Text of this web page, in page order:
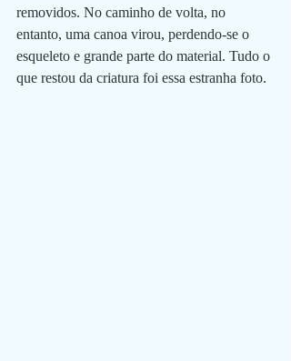
removidos. No caminho de volta, no
entanto, uma canoa virou, perdendo-se o
esqueleto e grande parte do material. Tudo o
que restou da criatura foi essa estranha foto.